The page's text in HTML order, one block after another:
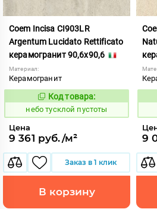
Coem Incisa CI903LR
Argentum Lucidato Rettificato
керамогранит 90,6x90,6
Материал:
Керамогранит
1122699
Код товара:
небо тусклой пустоты
Цена
9 361 руб./м²
Заказ в 1 клик
В корзину
9